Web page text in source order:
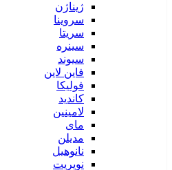
ژیناژن
سروینا
سریتا
سینره
سیوند
فاین لاین
فولیکا
کاندید
لامینین
مای
مدیلن
نانوهیل
نوپریت